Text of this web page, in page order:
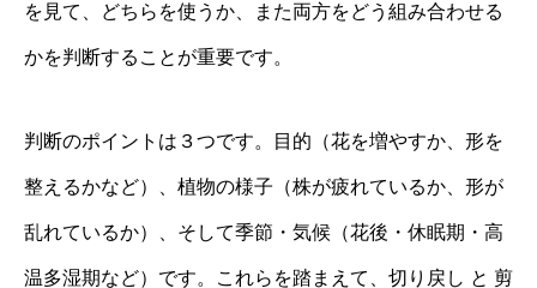
を見て、どちらを使うか、また両方をどう組み合わせる
かを判断することが重要です。
判断のポイントは３つです。目的（花を増やすか、形を
整えるかなど）、植物の様子（株が疲れているか、形が
乱れているか）、そして季節・気候（花後・休眠期・高
温多湿期など）です。これらを踏まえて、切り戻し と 剪